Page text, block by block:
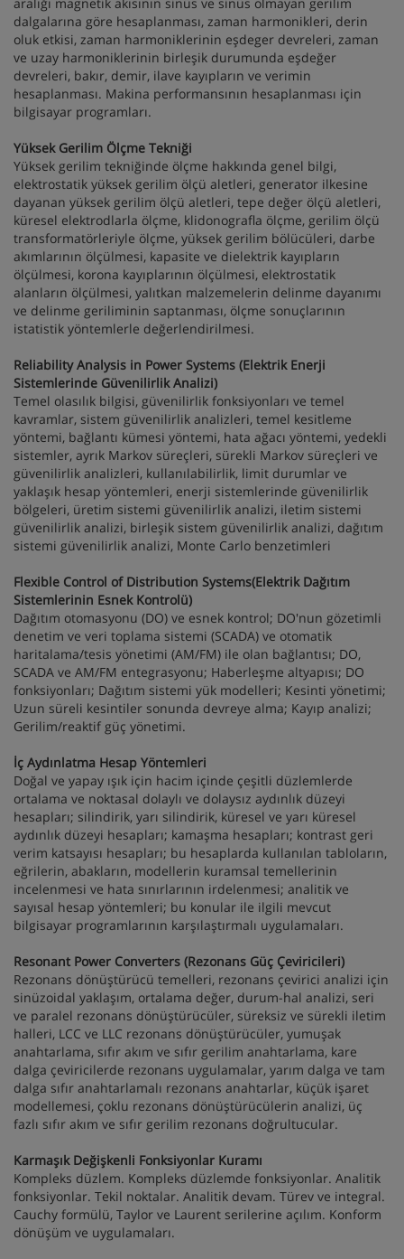
dalgalarına göre hesaplanması, zaman harmonikleri, derin
oluk etkisi, zaman harmoniklerinin eşdeger devreleri, zaman
ve uzay harmoniklerinin birleşik durumunda eşdeğer
devreleri, bakır, demir, ilave kayıpların ve verimin
hesaplanması. Makina performansının hesaplanması için
bilgisayar programları.
Yüksek Gerilim Ölçme Tekniği
Yüksek gerilim tekniğinde ölçme hakkında genel bilgi,
elektrostatik yüksek gerilim ölçü aletleri, generator ilkesine
dayanan yüksek gerilim ölçü aletleri, tepe değer ölçü aletleri,
küresel elektrodlarla ölçme, klidonografla ölçme, gerilim ölçü
transformatörleriyle ölçme, yüksek gerilim bölücüleri, darbe
akımlarının ölçülmesi, kapasite ve dielektrik kayıpların
ölçülmesi, korona kayıplarının ölçülmesi, elektrostatik
alanların ölçülmesi, yalıtkan malzemelerin delinme dayanımı
ve delinme geriliminin saptanması, ölçme sonuçlarının
istatistik yöntemlerle değerlendirilmesi.
Reliability Analysis in Power Systems (Elektrik Enerji
Sistemlerinde Güvenilirlik Analizi)
Temel olasılık bilgisi, güvenilirlik fonksiyonları ve temel
kavramlar, sistem güvenilirlik analizleri, temel kesitleme
yöntemi, bağlantı kümesi yöntemi, hata ağacı yöntemi, yedekli
sistemler, ayrık Markov süreçleri, sürekli Markov süreçleri ve
güvenilirlik analizleri, kullanılabilirlik, limit durumlar ve
yaklaşık hesap yöntemleri, enerji sistemlerinde güvenilirlik
bölgeleri, üretim sistemi güvenilirlik analizi, iletim sistemi
güvenilirlik analizi, birleşik sistem güvenilirlik analizi, dağıtım
sistemi güvenilirlik analizi, Monte Carlo benzetimleri
Flexible Control of Distribution Systems(Elektrik Dağıtım
Sistemlerinin Esnek Kontrolü)
Dağıtım otomasyonu (DO) ve esnek kontrol; DO'nun gözetimli
denetim ve veri toplama sistemi (SCADA) ve otomatik
haritalama/tesis yönetimi (AM/FM) ile olan bağlantısı; DO,
SCADA ve AM/FM entegrasyonu; Haberleşme altyapısı; DO
fonksiyonları; Dağıtım sistemi yük modelleri; Kesinti yönetimi;
Uzun süreli kesintiler sonunda devreye alma; Kayıp analizi;
Gerilim/reaktif güç yönetimi.
İç Aydınlatma Hesap Yöntemleri
Doğal ve yapay ışık için hacim içinde çeşitli düzlemlerde
ortalama ve noktasal dolaylı ve dolaysız aydınlık düzeyi
hesapları; silindirik, yarı silindirik, küresel ve yarı küresel
aydınlık düzeyi hesapları; kamaşma hesapları; kontrast geri
verim katsayısı hesapları; bu hesaplarda kullanılan tabloların,
eğrilerin, abakların, modellerin kuramsal temellerinin
incelenmesi ve hata sınırlarının irdelenmesi; analitik ve
sayısal hesap yöntemleri; bu konular ile ilgili mevcut
bilgisayar programlarının karşılaştırmalı uygulamaları.
Resonant Power Converters (Rezonans Güç Çeviricileri)
Rezonans dönüştürücü temelleri, rezonans çevirici analizi için
sinüzoidal yaklaşım, ortalama değer, durum-hal analizi, seri
ve paralel rezonans dönüştürücüler, süreksiz ve sürekli iletim
halleri, LCC ve LLC rezonans dönüştürücüler, yumuşak
anahtarlama, sıfır akım ve sıfır gerilim anahtarlama, kare
dalga çeviricilerde rezonans uygulamalar, yarım dalga ve tam
dalga sıfır anahtarlamalı rezonans anahtarlar, küçük işaret
modellemesi, çoklu rezonans dönüştürücülerin analizi, üç
fazlı sıfır akım ve sıfır gerilim rezonans doğrultucular.
Karmaşık Değişkenli Fonksiyonlar Kuramı
Kompleks düzlem. Kompleks düzlemde fonksiyonlar. Analitik
fonksiyonlar. Tekil noktalar. Analitik devam. Türev ve integral.
Cauchy formülü, Taylor ve Laurent serilerine açılım. Konform
dönüşüm ve uygulamaları.